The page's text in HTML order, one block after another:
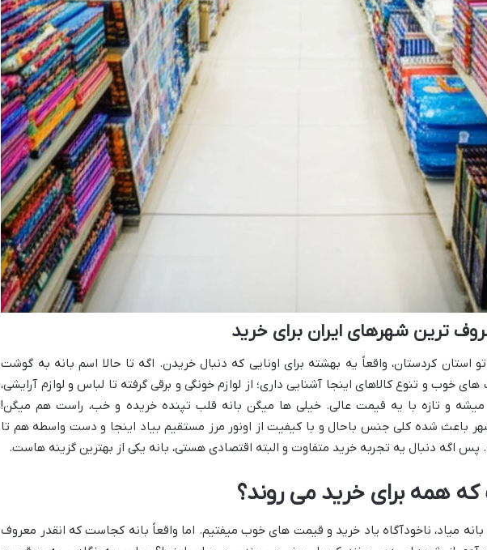
ترین شهرهای ایران برای خرید
استان کردستان، واقعاً یه بهشته برای اونایی که دنبال خریدن. اگه تا حالا اسم بانه به گوشت
خوب و تنوع کالاهای اینجا آشنایی داری؛ از لوازم خونگی و برقی گرفته تا لباس و لوازم آرایشی،
میشه و تازه با یه قیمت عالی. خیلی ها میگن بانه قلب تپنده خریده و خب، راست هم میگن!
باعث شده کلی جنس باحال و با کیفیت از اونور مرز مستقیم بیاد اینجا و دست واسطه هم تا
پس اگه دنبال یه تجربه خرید متفاوت و البته اقتصادی هستی، بانه یکی از بهترین گزینه هاست.
همه برای خرید می روند؟
میاد، ناخودآگاه یاد خرید و قیمت های خوب میفتیم. اما واقعاً بانه کجاست که انقدر معروف